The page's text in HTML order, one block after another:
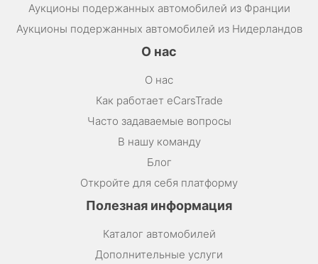
Аукционы подержанных автомобилей из Франции
Аукционы подержанных автомобилей из Нидерландов
О нас
О нас
Как работает eCarsTrade
Часто задаваемые вопросы
В нашу команду
Блог
Откройте для себя платформу
Полезная информация
Каталог автомобилей
Дополнительные услуги